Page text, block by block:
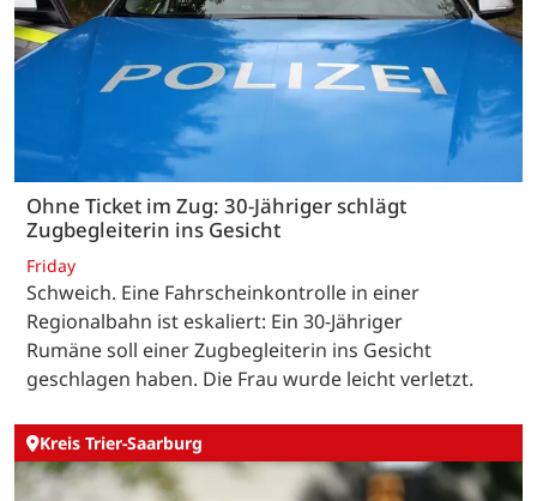
Ohne Ticket im Zug: 30-Jähriger schlägt
Zugbegleiterin ins Gesicht
Friday
Schweich. Eine Fahrscheinkontrolle in einer
Regionalbahn ist eskaliert: Ein 30-Jähriger
Rumäne soll einer Zugbegleiterin ins Gesicht
geschlagen haben. Die Frau wurde leicht verletzt.
Kreis Trier-Saarburg